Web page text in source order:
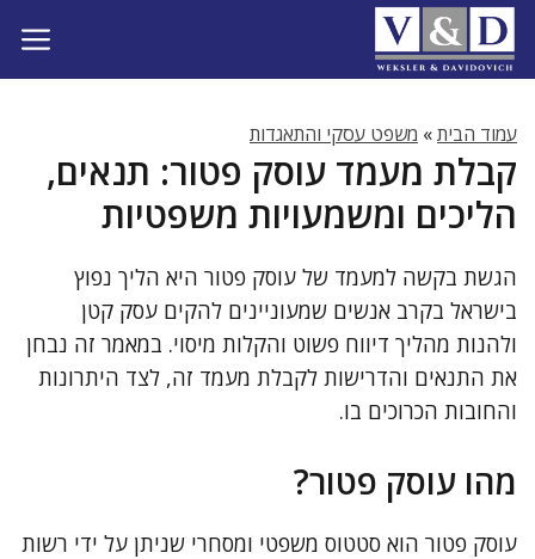
לדלג
לתוכן
עמוד הבית» משפט עסקי והתאגדות
קבלת מעמד עוסק פטור: תנאים,
הליכים ומשמעויות משפטיות
הגשת בקשה למעמד של עוסק פטור היא הליך נפוץ
בישראל בקרב אנשים שמעוניינים להקים עסק קטן
ולהנות מהליך דיווח פשוט והקלות מיסוי. במאמר זה נבחן
את התנאים והדרישות לקבלת מעמד זה, לצד היתרונות
והחובות הכרוכים בו.
מהו עוסק פטור?
עוסק פטור הוא סטטוס משפטי ומסחרי שניתן על ידי רשות